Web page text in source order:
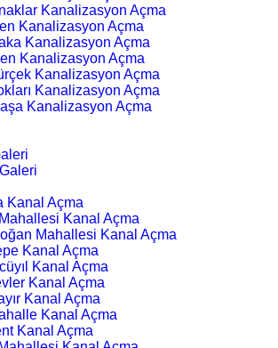
Kanalizasyon Açma
Kanalizasyon Açma
Kanalizasyon Açma
Kanalizasyon Açma
Kanalizasyon Açma
Kanalizasyon Açma
Kanalizasyon Açma
Kanal Açma
Kanal Açma
Mahallesi Kanal Açma
Kanal Açma
Kanal Açma
Kanal Açma
Kanal Açma
Kanal Açma
Kanal Açma